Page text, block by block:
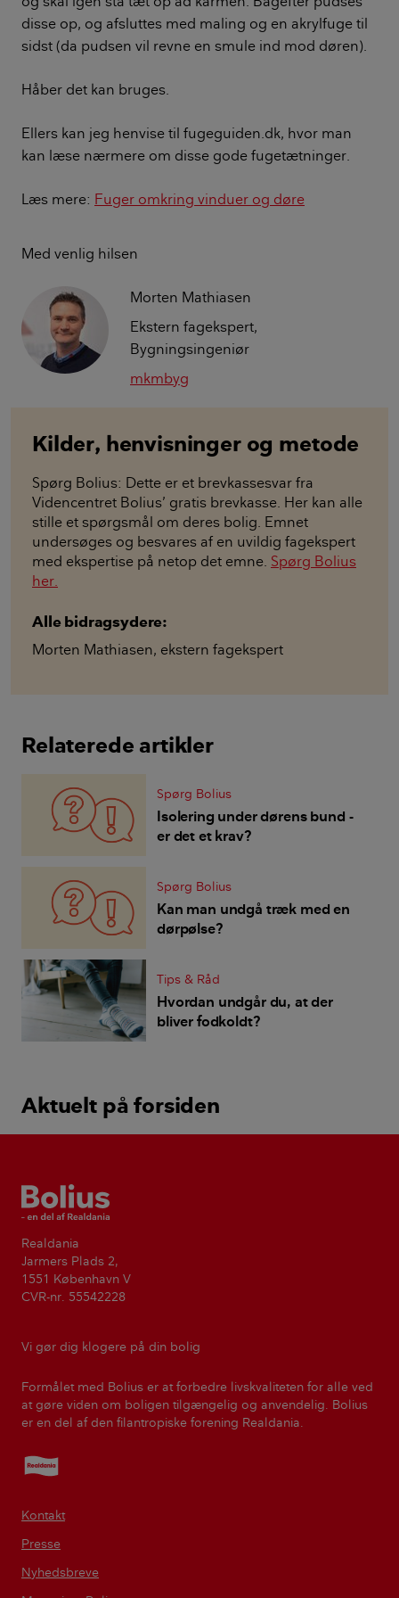
disse op, og afsluttes med maling og en akrylfuge til
sidst (da pudsen vil revne en smule ind mod døren).
Håber det kan bruges.
Ellers kan jeg henvise til fugeguiden.dk, hvor man
kan læse nærmere om disse gode fugetætninger.
Læs mere: Fuger omkring vinduer og døre
Med venlig hilsen
Morten Mathiasen
Ekstern fagekspert,
Bygningsingeniør
mkmbyg
Kilder, henvisninger og metode
Spørg Bolius: Dette er et brevkassesvar fra
Videncentret Bolius’ gratis brevkasse. Her kan alle
stille et spørgsmål om deres bolig. Emnet
undersøges og besvares af en uvildig fagekspert
med ekspertise på netop det emne. Spørg Bolius
her.
Alle bidragsydere:
Morten Mathiasen, ekstern fagekspert
Relaterede artikler
Spørg Bolius
Isolering under dørens bund -
er det et krav?
Spørg Bolius
Kan man undgå træk med en
dørpølse?
Tips & Råd
Hvordan undgår du, at der
bliver fodkoldt?
Aktuelt på forsiden
Bolius
Realdania
Jarmers Plads 2,
1551 København V
CVR-nr. 55542228
Vi gør dig klogere på din bolig
Formålet med Bolius er at forbedre livskvaliteten for alle ved
at gøre viden om boligen tilgængelig og anvendelig. Bolius
er en del af den filantropiske forening Realdania.
Realdania
Kontakt
Presse
Nyhedsbreve